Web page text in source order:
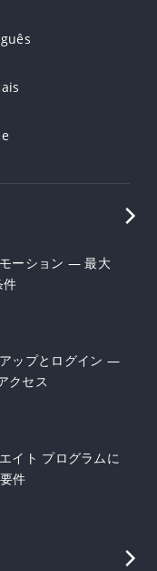
ーション — 最大
件
ップとログイン —
クセス
イト プログラムに
件